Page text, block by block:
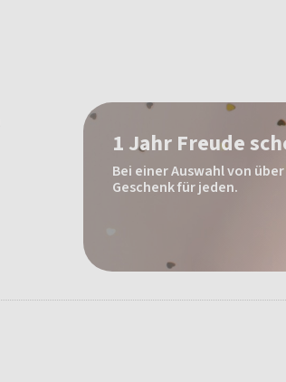
1 Jahr Freude
Bei einer Auswahl von
Geschenk für jeden.